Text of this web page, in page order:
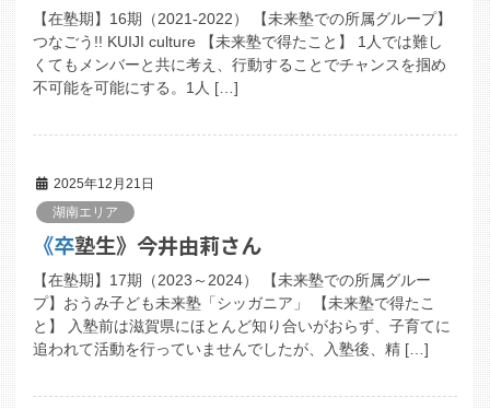
【在塾期】16期（2021-2022） 【未来塾での所属グループ】
つなごう!! KUIJI culture 【未来塾で得たこと】 1人では難し
くてもメンバーと共に考え、行動することでチャンスを掴め
不可能を可能にする。1人 […]
2025年12月21日
湖南エリア
《卒塾生》今井由莉さん
【在塾期】17期（2023～2024） 【未来塾での所属グルー
プ】おうみ子ども未来塾「シッガニア」 【未来塾で得たこ
と】 入塾前は滋賀県にほとんど知り合いがおらず、子育てに
追われて活動を行っていませんでしたが、入塾後、精 […]